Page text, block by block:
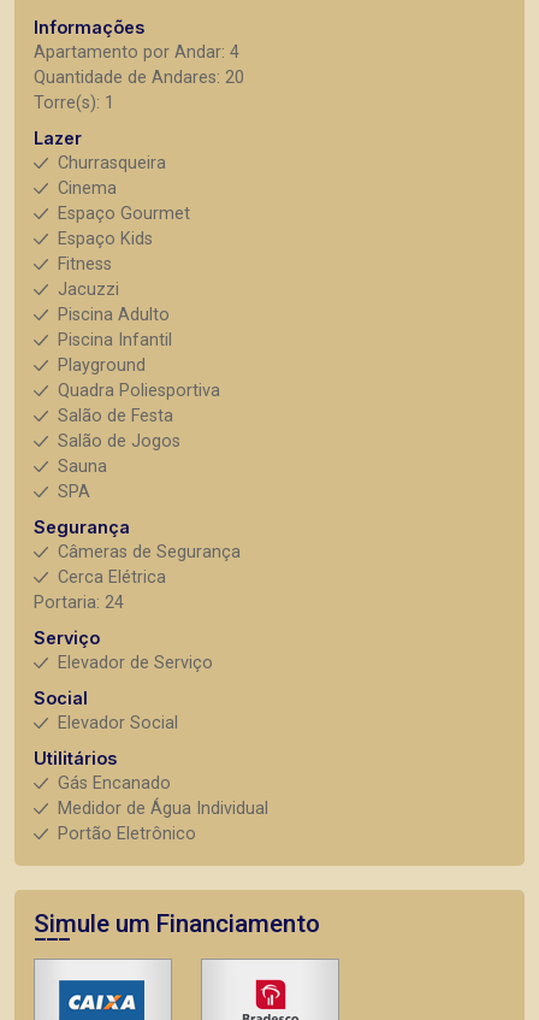
Informações
Apartamento por Andar: 4
Quantidade de Andares: 20
Torre(s): 1
Lazer
Churrasqueira
Cinema
Espaço Gourmet
Espaço Kids
Fitness
Jacuzzi
Piscina Adulto
Piscina Infantil
Playground
Quadra Poliesportiva
Salão de Festa
Salão de Jogos
Sauna
SPA
Segurança
Câmeras de Segurança
Cerca Elétrica
Portaria: 24
Serviço
Elevador de Serviço
Social
Elevador Social
Utilitários
Gás Encanado
Medidor de Água Individual
Portão Eletrônico
Simule um Financiamento